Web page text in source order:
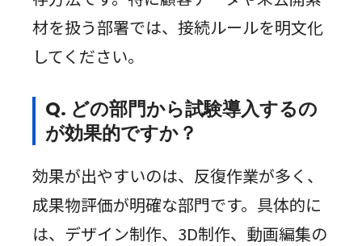
材を扱う部署では、接続ルールを明文化
してください。
Q. どの部門から試験導入するの
が効果的ですか？
効果が出やすいのは、反復作業が多く、
成果物評価が明確な部門です。具体的に
は、デザイン制作、3D制作、動画編集の